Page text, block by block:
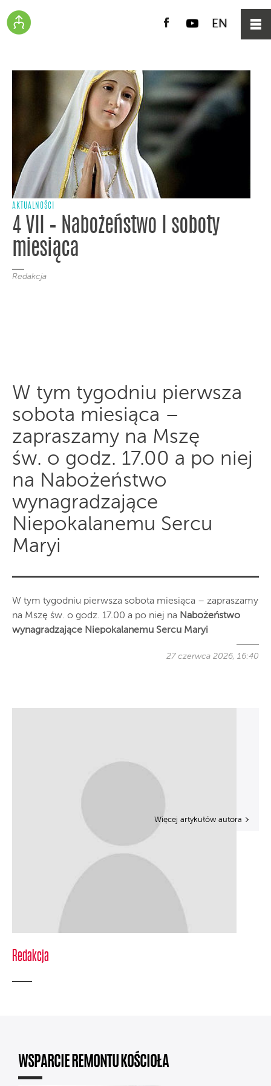
Facebook
YouTube
EN
AKTUALNOŚCI
4 VII – Nabożeństwo I soboty
miesiąca
Redakcja
W tym tygodniu pierwsza
sobota miesiąca –
zapraszamy na Mszę
św. o godz. 17.00 a po niej
na Nabożeństwo
wynagradzające
Niepokalanemu Sercu
Maryi
W tym tygodniu pierwsza sobota miesiąca – zapraszamy
na Mszę św. o godz. 17.00 a po niej na Nabożeństwo
wynagradzające Niepokalanemu Sercu Maryi
27 czerwca 2026, 16:40
Redakcja
Więcej artykułów autora
WSPARCIE REMONTU KOŚCIOŁA